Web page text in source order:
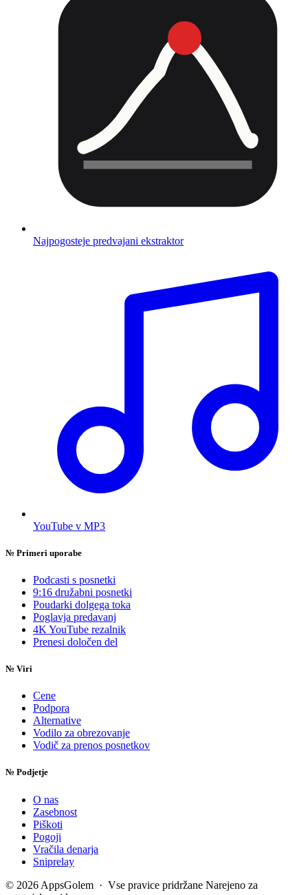
Najpogosteje predvajani ekstraktor
YouTube v MP3
№ Primeri uporabe
Podcasti s posnetki
9:16 družabni posnetki
Poudarki dolgega toka
Poglavja predavanj
4K YouTube rezalnik
Prenesi določen del
№ Viri
Cene
Podpora
Alternative
Vodilo za obrezovanje
Vodič za prenos posnetkov
№ Podjetje
O nas
Zasebnost
Piškoti
Pogoji
Vračila denarja
Sniprelay
© 2026 AppsGolem · Vse pravice pridržane Narejeno za